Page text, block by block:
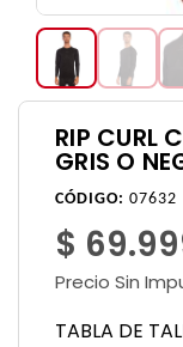
RIP CURL
GRIS O
CÓDIGO: 07632
$
Precio Sin
TABLA DE